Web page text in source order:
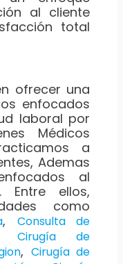
al cliente
total
ofrecer una
enfocados
laboral por
Médicos
a
Ademas
al
ellos,
como
, Consulta de
Cirugía de
, Cirugía de